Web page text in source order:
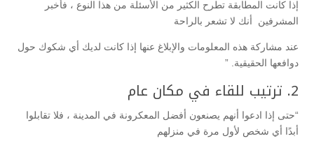
إذا كانت المطابقة تطرح الكثير من الأسئلة من هذا النوع ، فأخبر
المشرفين أنك لا تشعر بالراحة
عند مشاركة هذه المعلومات والإبلاغ عنها إذا كانت لديك أي شكوك حول
دوافعها الحقيقية. ”
2. ترتيب للقاء في مكان عام
“حتى إذا ادعوا أنهم يصنعون أفضل المعكرونة في المدينة ، فلا تقابلوا
أبدًا أي شخص لأول مرة في منزلهم